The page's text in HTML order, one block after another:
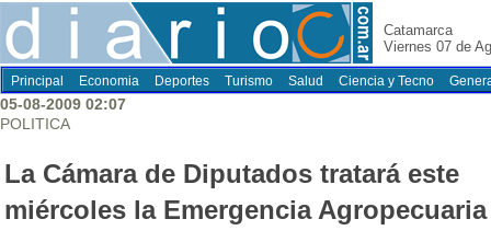
Catamarca
Viernes 07 de
Principal Economia Deportes Turismo Salud Ciencia y Tecno
05-08-2009 02:07
POLITICA
La Cámara de Diputados tratará este
miércoles la Emergencia Agropecuaria